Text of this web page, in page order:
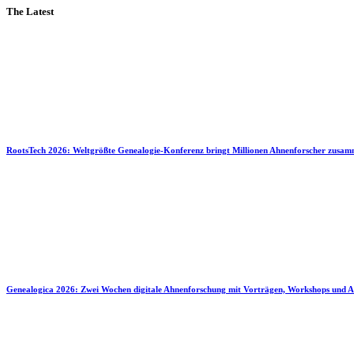
The Latest
RootsTech 2026: Weltgrößte Genealogie-Konferenz bringt Millionen Ahnenforscher
Genealogica 2026: Zwei Wochen digitale Ahnenforschung mit Vorträgen, Workshops und